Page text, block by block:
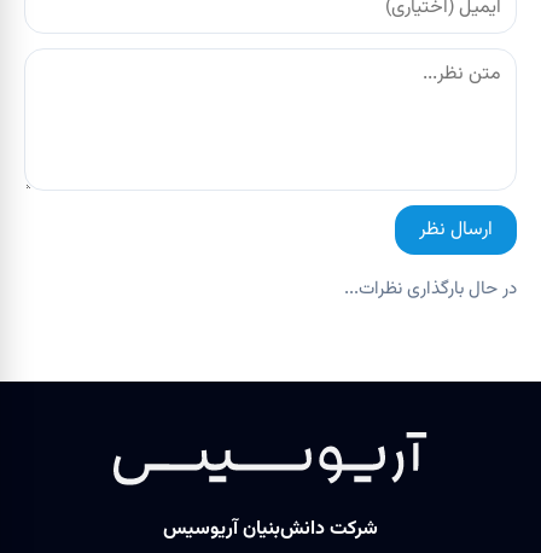
ارسال نظر
در حال بارگذاری نظرات...
شرکت دانش‌بنیان آریوسیس